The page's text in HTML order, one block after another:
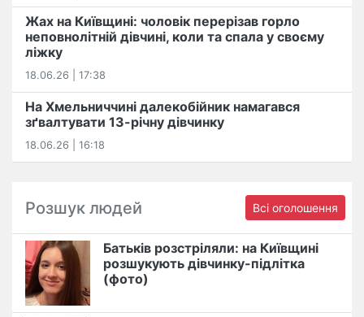
Жах на Київщині: чоловік перерізав горло
неповнолітній дівчині, коли та спала у своєму
ліжку
18.06.26 | 17:38
На Хмельниччині далекобійник намагався
зґвалтувати 13-річну дівчинку
18.06.26 | 16:18
Розшук людей Всі оголошення
Батьків розстріляли: на Київщині
розшукують дівчинку-підлітка
(фото)